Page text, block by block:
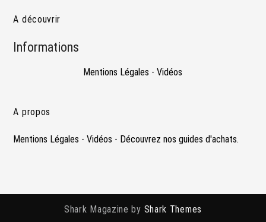
A découvrir
Informations
Mentions Légales -Vidéos
A propos
Mentions Légales -Vidéos - Découvrez nos guides d'achats.
Shark Magazine by Shark Themes